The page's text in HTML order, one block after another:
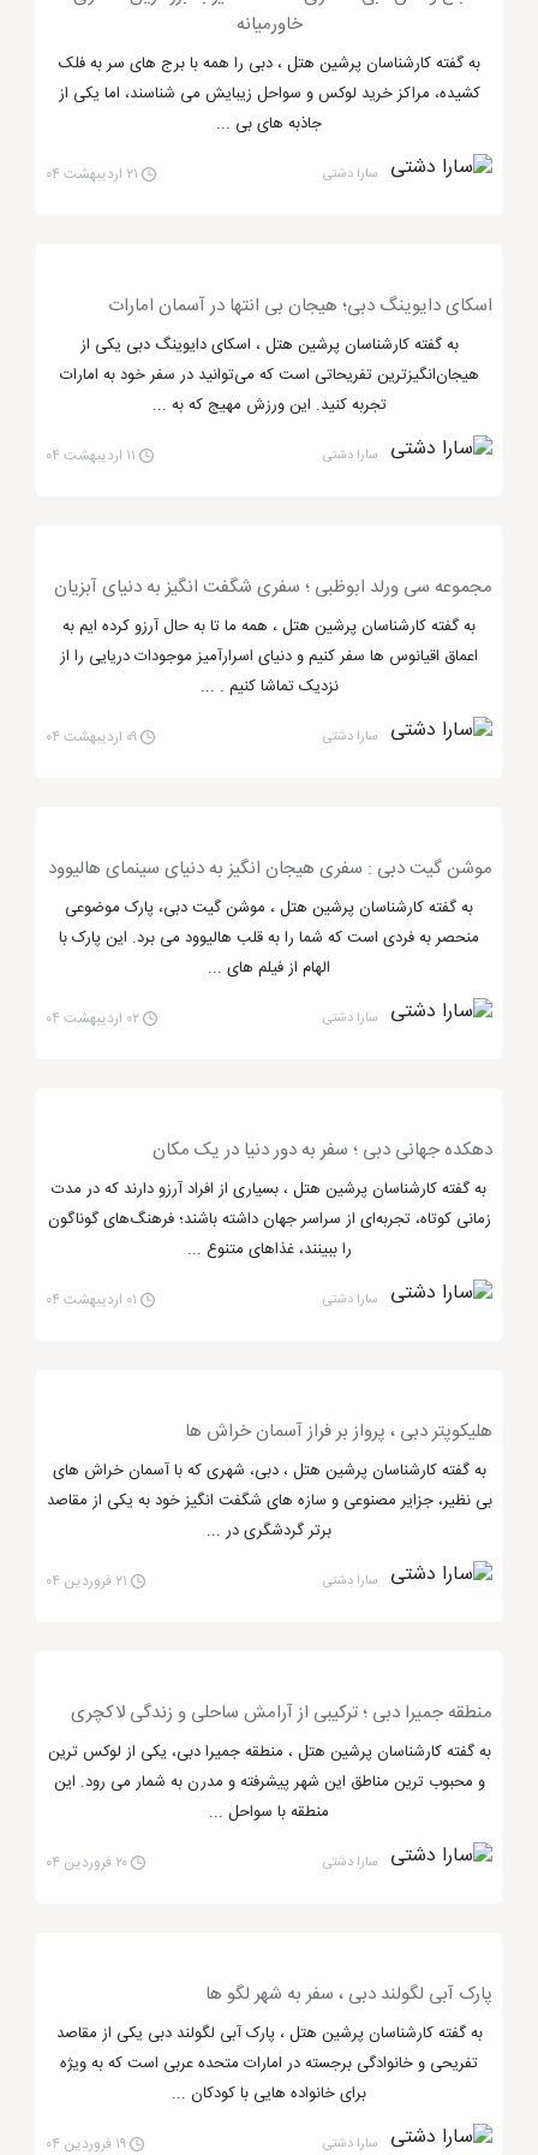
زمان سوار شدن به هر کدام از اتومبیل ها بیمه به شما تعلق
می گیرد تا در صورت بروز حادثه، تمامی هزینه ها بر عهده
شرکت بیمه کننده باشد.
موشن گیت دبی، یک شهربازی هالیوودی
یکی از فیلم ها یا انیمیشن های هالیوودی خواهید افتاد.
محبوبیتی که این مجموعه در مدتی کم ایجاد کرده سبب
شده زبانزد خاص و عام شود. موشن گیت دبی مجموعه ای
برگرفته از هالیوود است که طراحی و سبک آن به کمپانی
های مهم انیمیشنی جهان بر می گردد. در این شهر بازی 27
موشن گیت دبی از فانتزی های بسیار زیبایی برخورد دار
است که نظر مخاطبان را به خود جلب کرده است. کمپانی
های دریم ورکس، کلمبیا پیکچرز و لیونزگیت که از جمله
بزرگ ترین کمپانی های انیمیشنی هستند، بزرگ ترین
بخش های موشن گیت را تشکیل می دهند. بسیاری از
پارک های آبی دبی، جزیره های پهناور هیجان
انگیز
شهر دبی
معمولا از آب و هوای گرمی برخوردار است و آب
دلیل بخش زیادی از صنعت شهر دبی به تفریحات آبی و
پارک های آبی روباز اختصاص داده شده است. در سطح
شهرتَرین ها، پارک های آبی زیادی وجود دارد که تعداد آنها
کم نیست، ولی اگر می خواهید از آب تنی لذت ویژه ببرید
به بهترین پارک های آبی معرف شده در ذیل مطلب سر
هتل دبی
پارک آبی آنتلانتیس دبی یکی از بهترینمراکز تفریحی و
محسوب می شود که یک پارک آبی
معمولی به حساب نمی آید. این پارک آبی، شهری هیجان
که از مجلل ترن و لوکس ترین هتل های شهر دبی به شمار
می رود.
پارک آبی آتلانتیس دبی در جزیره نخل شکل جمیرا
ساخته شده است که از بخش های هتل آتلانتیس دبی
می کنند. پارک آبی آتلانتیس دبی شامل بخش هایی
همچون غواصی، آکواریوم، سرزمین شیر های دریایی و ...
می شود.
پارک آبی آتلانتیس دبی
خاورمیانه
به گفته کارشناسان پرشین هتل ، دبی را همه با برج های سر به فلک
کشیده، مراکز خرید لوکس و سواحل زیبایش می شناسند، اما یکی از
جاذبه های بی ...
سارا دشتی ۲۱ اردیبهشت ۰۴
اسکای دایوینگ دبی؛ هیجان بی‌ انتها در آسمان امارات
به گفته کارشناسان پرشین هتل ، اسکای دایوینگ دبی یکی از
هیجان‌انگیزترین تفریحاتی است که می‌توانید در سفر خود به امارات
تجربه کنید. این ورزش مهیج که به ...
سارا دشتی ۱۱ اردیبهشت ۰۴
مجموعه سی ورلد ابوظبی ؛ سفری شگفت‌ انگیز به دنیای آبزیان
به گفته کارشناسان پرشین هتل ، همه ما تا به حال آرزو کرده ایم به
اعماق اقیانوس ها سفر کنیم و دنیای اسرارآمیز موجودات دریایی را از
نزدیک تماشا کنیم . ...
سارا دشتی ۰۹ اردیبهشت ۰۴
موشن گیت دبی : سفری هیجان‌ انگیز به دنیای سینمای هالیوود
به گفته کارشناسان پرشین هتل ، موشن گیت دبی، پارک موضوعی
منحصر به فردی است که شما را به قلب هالیوود می برد. این پارک با
الهام از فیلم های ...
سارا دشتی ۰۲ اردیبهشت ۰۴
دهکده جهانی دبی ؛ سفر به دور دنیا در یک مکان
به گفته کارشناسان پرشین هتل ، بسیاری از افراد آرزو دارند که در مدت
زمانی کوتاه، تجربه‌ای از سراسر جهان داشته باشند؛ فرهنگ‌های گوناگون
را ببینند، غذاهای متنوع ...
سارا دشتی ۰۱ اردیبهشت ۰۴
هلیکوپتر دبی ، پرواز بر فراز آسمان خراش ها
به گفته کارشناسان پرشین هتل ، دبی، شهری که با آسمان‌ خراش‌ های
بی‌ نظیر، جزایر مصنوعی و سازه‌ های شگفت‌ انگیز خود به یکی از مقاصد
برتر گردشگری در ...
سارا دشتی ۲۱ فروردین ۰۴
منطقه جمیرا دبی ؛ ترکیبی از آرامش ساحلی و زندگی لاکچری
به گفته کارشناسان پرشین هتل ، منطقه جمیرا دبی، یکی از لوکس ترین
و محبوب ترین مناطق این شهر پیشرفته و مدرن به شمار می رود. این
منطقه با سواحل ...
سارا دشتی ۲۰ فروردین ۰۴
پارک آبی لگولند دبی ، سفر به شهر لگو ها
به گفته کارشناسان پرشین هتل ، پارک آبی لگولند دبی یکی از مقاصد
تفریحی و خانوادگی برجسته در امارات متحده عربی است که به ویژه
برای خانواده هایی با کودکان ...
سارا دشتی ۱۹ فروردین ۰۴